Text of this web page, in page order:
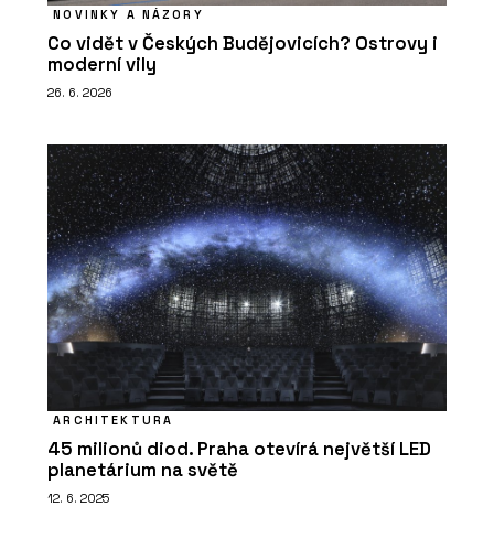
NOVINKY A NÁZORY
Co vidět v Českých Budějovicích? Ostrovy i
moderní vily
26. 6. 2026
ARCHITEKTURA
45 milionů diod. Praha otevírá největší LED
planetárium na světě
12. 6. 2025